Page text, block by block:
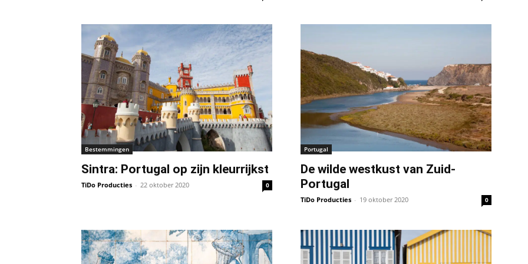
Bestemmingen
Sintra: Portugal op zijn kleurrijkst
TiDo Producties - 22 oktober 2020 0
Portugal
De wilde westkust van Zuid-
Portugal
TiDo Producties - 19 oktober 2020 0